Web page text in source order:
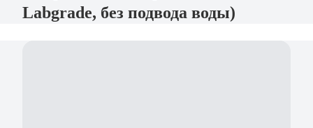
Labgrade, без подвода воды)